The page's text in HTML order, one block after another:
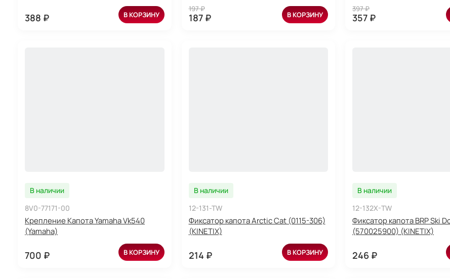
388 ₽ В КОРЗИНУ
197 ₽
187 ₽ В КОРЗИНУ
397 ₽
357 ₽
В наличии
8V0-77171-00
Крепление Капота Yamaha Vk540
(Yamaha)
700 ₽ В КОРЗИНУ
В наличии
12-131-TW
Фиксатор капота Arctic Cat (0115-306)
(KINETIX)
214 ₽ В КОРЗИНУ
В наличии
12-132X-TW
Фиксатор капота BRP Ski
(570025900) (KINETIX)
246 ₽